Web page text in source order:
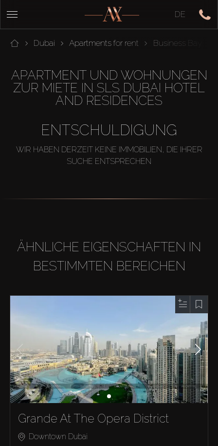
DE
Dubai Apartments for rent Business Bay
APARTMENT UND WOHNUNGEN
ZUR MIETE IN SLS DUBAI HOTEL
AND RESIDENCES
ENTSCHULDIGUNG
WIR HABEN DERZEIT KEINE IMMOBILIEN, DIE IHRER
SUCHE ENTSPRECHEN
ÄHNLICHE EIGENSCHAFTEN IN
BESTIMMTEN BEREICHEN
Grande At The Opera District
Downtown Dubai